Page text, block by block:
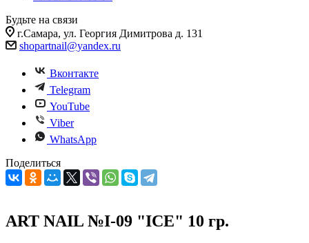
Будьте на связи
г.Самара, ул. Георгия Димитрова д. 131
shopartnail@yandex.ru
Вконтакте
Telegram
YouTube
Viber
WhatsApp
Поделиться
ART NAIL №I-09 "ICE" 10 гр.